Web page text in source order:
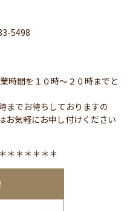
5498
時間を１０時～２０時までと
までお待ちしておりますの
お気軽にお申し付けください
＊＊＊＊＊＊